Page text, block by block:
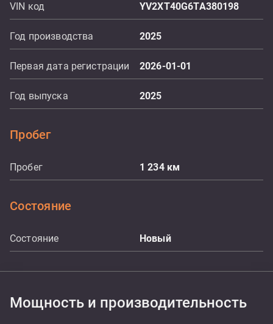
VIN код YV2XT40G6TA380198
Год производства 2025
Первая дата регистрации 2026-01-01
Год выпуска 2025
Пробег
Пробег 1 234 км
Состояние
Состояние Новый
Мощность и производительность